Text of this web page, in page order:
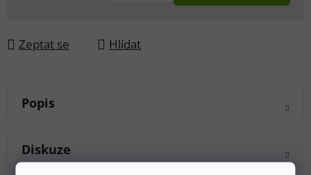
Zeptat se Hlídat
Popis
Diskuze